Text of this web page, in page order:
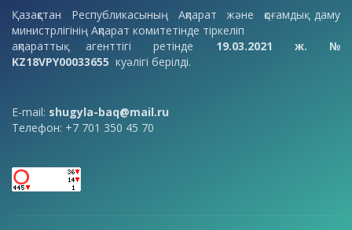
Қазақстан Республикасының Ақпарат және қоғамдық даму
министрлігінің Ақпарат комитетінде тіркеліп
ақпараттық агенттігі ретінде 19.03.2021 ж. №
KZ18VPY00033655 куәлігі берілді.
E-mail: shugyla-baq@mail.ru
Телефон: +7 701 350 45 70